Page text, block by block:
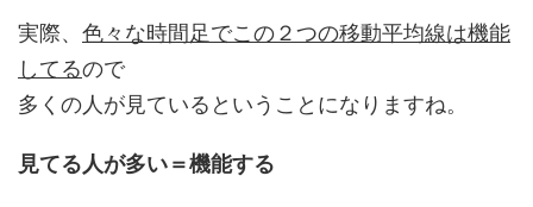
実際、 色々な時間足でこの２つの移動平均線は機能
してるので
多くの人が見ているということになりますね。
見てる人が多い＝機能する